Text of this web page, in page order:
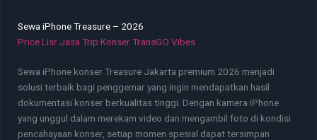
Sewa iPhone Treasure – 2026
Price Lisr Jasa Trip Konser TransGO Vibes
Sewa iPhone konser Treasure Jakarta premium 2026 menjadi
solusi terbaik bagi penggemar yang ingin mendapatkan hasil
dokumentasi konser berkualitas tinggi. Dengan kamera iPhone
yang unggul dalam merekam video dan mengambil foto di kondisi
pencahayaan konser, setiap momen spesial dapat tersimpan